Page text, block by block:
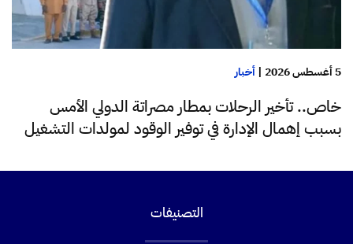
5 أغسطس 2026 | أخبار
خاص.. تأخير الرحلات بمطار مصراتة الدولي الأمس
بسبب إهمال الإدارة في توفير الوقود لمولدات التشغيل
التصنيفات